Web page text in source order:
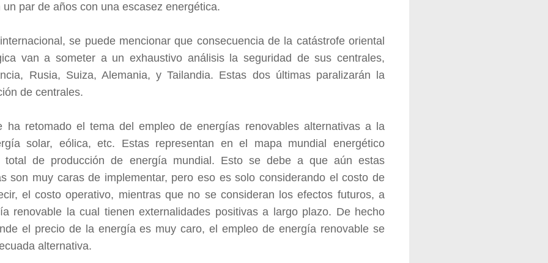
par de años con una escasez energética.
se puede mencionar que consecuencia de la catástrofe oriental
van a someter a un exhaustivo análisis la seguridad de sus centrales,
Rusia, Suiza, Alemania, y Tailandia. Estas dos últimas paralizarán la
de centrales.
ha retomado el tema del empleo de energías renovables alternativas a la
solar, eólica, etc. Estas representan en el mapa mundial energético
total de producción de energía mundial. Esto se debe a que aún estas
son muy caras de implementar, pero eso es solo considerando el costo de
el costo operativo, mientras que no se consideran los efectos futuros, a
renovable la cual tienen externalidades positivas a largo plazo. De hecho
el precio de la energía es muy caro, el empleo de energía renovable se
alternativa.